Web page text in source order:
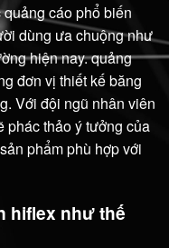
cáo phổ biến
dùng ưa chuộng như
hiện nay. quảng
đơn vị thiết kế băng
Với đội ngũ nhân viên
phác thảo ý tưởng của
phẩm phù hợp với
hiflex như thế